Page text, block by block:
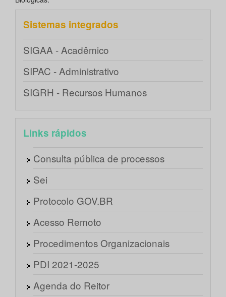
Sistemas integrados
SIGAA - Acadêmico
SIPAC - Administrativo
SIGRH - Recursos Humanos
Links rápidos
Consulta pública de processos
Sei
Protocolo GOV.BR
Acesso Remoto
Procedimentos Organizacionais
PDI 2021-2025
Agenda do Reitor